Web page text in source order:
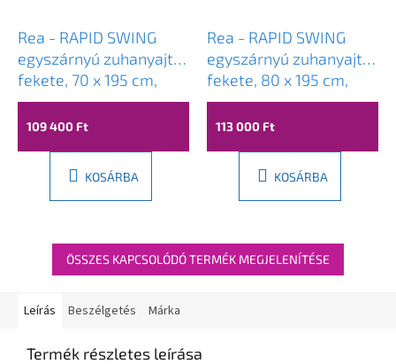
Rea - RAPID SWING
egyszárnyú zuhanyajtó,
fekete, 70 x 195 cm,
REA-K6407
109 400 Ft
KOSÁRBA
Rea - RAPID SWING
egyszárnyú zuhanyajtó,
fekete, 80 x 195 cm,
REA-K6408
113 000 Ft
KOSÁRBA
ÖSSZES KAPCSOLÓDÓ TERMÉK MEGJELENÍTÉSE
Leírás Beszélgetés Márka
Termék részletes leírása